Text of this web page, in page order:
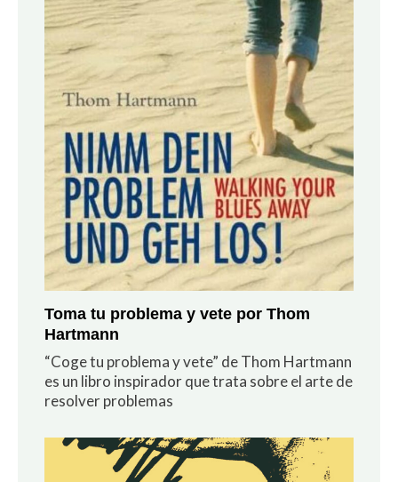
Toma tu problema y vete por Thom
Hartmann
“Coge tu problema y vete” de Thom Hartmann
es un libro inspirador que trata sobre el arte de
resolver problemas